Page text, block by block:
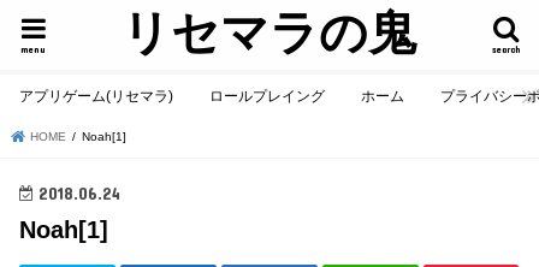
リセマラの鬼 search
menu
アプリゲーム(リセマラ) ロールプレイング ホーム プライバシー
HOME Noah[1]
2018.06.24
Noah[1]